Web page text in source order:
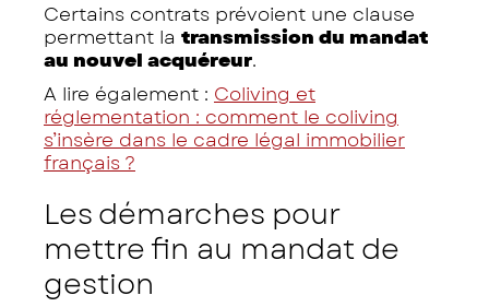
Certains contrats prévoient une clause
permettant la transmission du mandat
au nouvel acquéreur.
A lire également : Coliving et
réglementation : comment le coliving
s’insère dans le cadre légal immobilier
français ?
Les démarches pour
mettre fin au mandat de
gestion